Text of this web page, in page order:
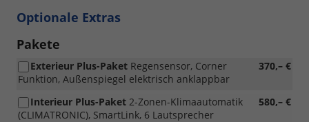
Optionale Extras
Pakete
370,– €
Exterieur Plus-Paket Regensensor, Corner
Funktion, Außenspiegel elektrisch anklappbar
580,– €
Interieur Plus-Paket 2-Zonen-Klimaautomatik
(CLIMATRONIC), SmartLink, 6 Lautsprecher